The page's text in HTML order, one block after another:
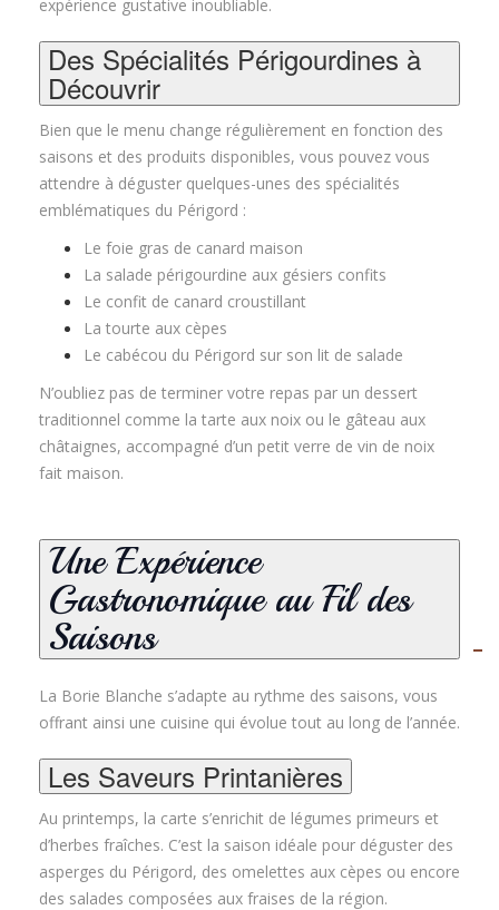
expérience gustative inoubliable.
Des Spécialités Périgourdines à
Découvrir
Bien que le menu change régulièrement en fonction des
saisons et des produits disponibles, vous pouvez vous
attendre à déguster quelques-unes des spécialités
emblématiques du Périgord :
Le foie gras de canard maison
La salade périgourdine aux gésiers confits
Le confit de canard croustillant
La tourte aux cèpes
Le cabécou du Périgord sur son lit de salade
N’oubliez pas de terminer votre repas par un dessert
traditionnel comme la tarte aux noix ou le gâteau aux
châtaignes, accompagné d’un petit verre de vin de noix
fait maison.
Une Expérience
Gastronomique au Fil des
Saisons
La Borie Blanche s’adapte au rythme des saisons, vous
offrant ainsi une cuisine qui évolue tout au long de l’année.
Les Saveurs Printanières
Au printemps, la carte s’enrichit de légumes primeurs et
d’herbes fraîches. C’est la saison idéale pour déguster des
asperges du Périgord, des omelettes aux cèpes ou encore
des salades composées aux fraises de la région.